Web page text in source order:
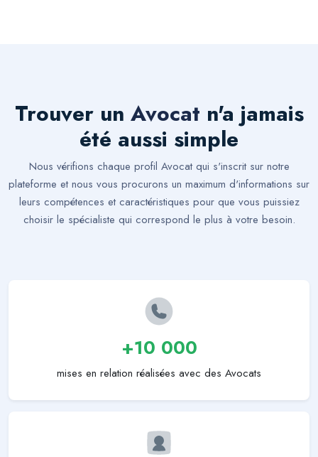
Trouver un Avocat n'a jamais
été aussi simple
Nous vérifions chaque profil Avocat qui s'inscrit sur notre
plateforme et nous vous procurons un maximum d'informations sur
leurs compétences et caractéristiques pour que vous puissiez
choisir le spécialiste qui correspond le plus à votre besoin.
+10 000
mises en relation réalisées avec des Avocats